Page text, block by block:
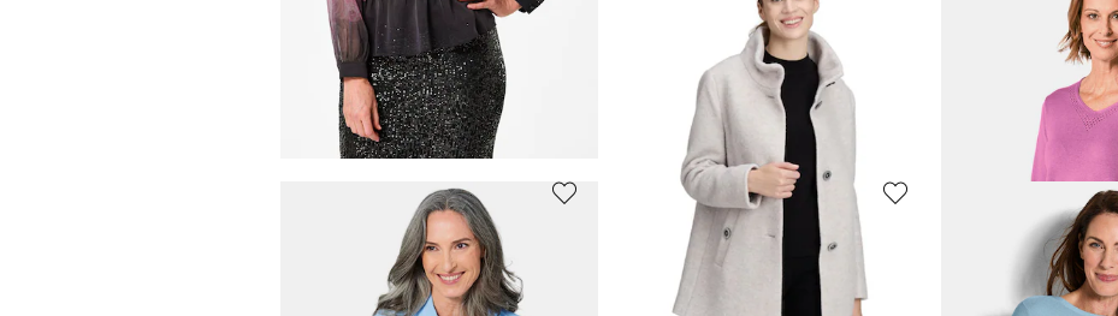
RABE
45,00 € 89,99 €
30-Tage-Bestpreis**: 62,99 € (-28%)
69,95 €
30-Tage-Bestpreis**: 49,95 € (-20%)
Satinhose VERA
30-Tage-Bestpreis**: 69,95 €
79,95 €
GOLDNER
Steppjacke mit Rautenmuster
99,95 €159,95 €
GOLDNER
159,95 €